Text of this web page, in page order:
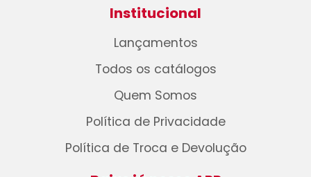
Institucional
Lançamentos
Todos os catálogos
Quem Somos
Política de Privacidade
Política de Troca e Devolução